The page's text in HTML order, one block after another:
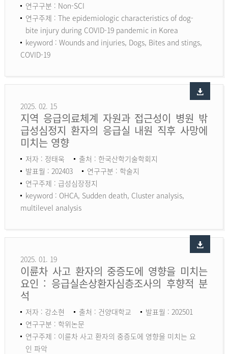
연구구분 : Non-SCI
연구주제 : The epidemiologic characteristics of dog-
bite injury during COVID-19 pandemic in Korea
keyword : Wounds and injuries, Dogs, Bites and stings,
COVID-19
2025. 02. 15
지역 응급의료체계 자원과 접근성이 병원 밖
급성심정지 환자의 응급실 내원 직후 사망에
미치는 영향
저자 : 정태욱
출처 : 한국산학기술학회지
발표월 : 202403
연구구분 : 학술지
연구주제 : 급성심장정지
keyword : OHCA, Sudden death, Cluster analysis,
multilevel analysis
2025. 01. 19
이륜차 사고 환자의 중증도에 영향을 미치는
요인 : 응급실손상환자심층조사의 후향적 분
석
저자 : 강소현 출처 : 건양대학교
발표월 : 202501
연구구분 : 학위논문
연구주제 : 이륜차 사고 환자의 중증도에 영향을 미치는 요
인 파악